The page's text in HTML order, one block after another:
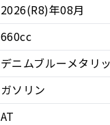
2026(R8)年08月
660cc
デニムブルーメタリ
ガソリン
AT